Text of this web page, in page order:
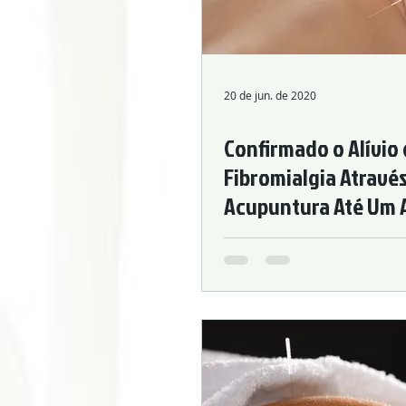
Tratamento do Câncer
Benefícios da Acupuntura
Stress Management
Autoimune Diseases
20 de jun. de 2020
Confirmado o Alívio
Fibromialgia
Acupuntura Até Um
o Tratamento